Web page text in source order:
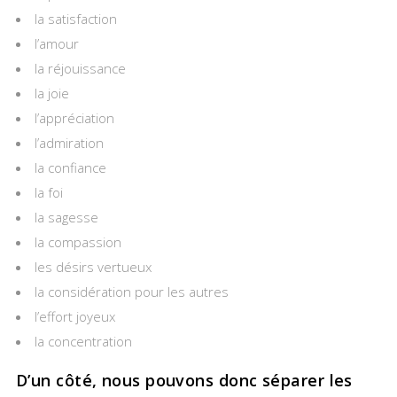
la satisfaction
l’amour
la réjouissance
la joie
l’appréciation
l’admiration
la confiance
la foi
la sagesse
la compassion
les désirs vertueux
la considération pour les autres
l’effort joyeux
la concentration
D’un côté, nous pouvons donc séparer les